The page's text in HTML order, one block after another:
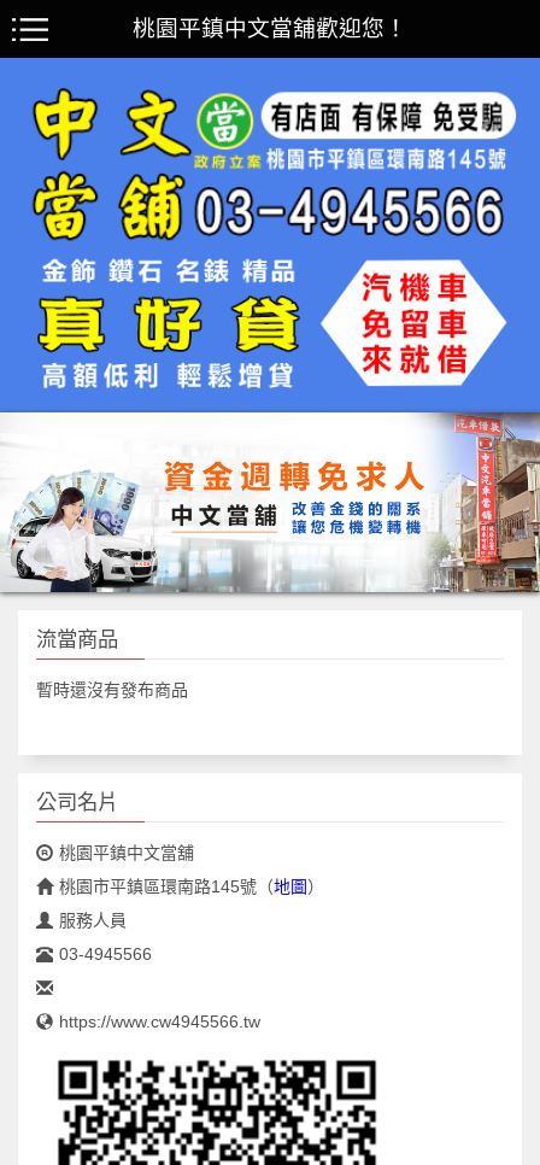
桃園平鎮中文當舖歡迎您！
流當商品
暫時還沒有發布商品
公司名片
桃園平鎮中文當舖
桃園市平鎮區環南路145號 （地圖）
服務人員
03-4945566
https://www.cw4945566.tw